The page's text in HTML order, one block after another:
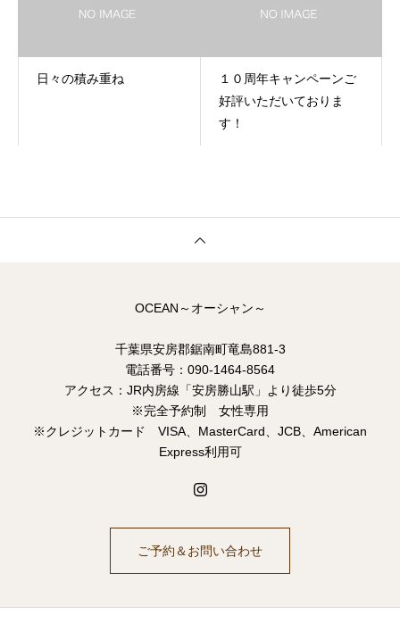
日々の積み重ね
１０周年キャンペーンご
好評いただいておりま
す！
OCEAN～オーシャン～
千葉県安房郡鋸南町竜島881-3
電話番号：090-1464-8564
アクセス：JR内房線「安房勝山駅」より徒歩5分
※完全予約制 女性専用
※クレジットカード VISA、MasterCard、JCB、American
Express利用可
ご予約＆お問い合わせ